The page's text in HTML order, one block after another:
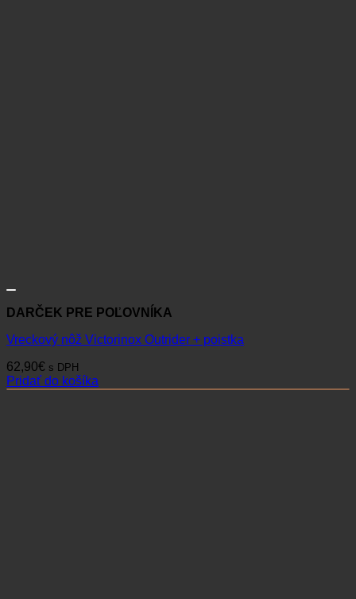
DARČEK PRE POĽOVNÍKA
Vreckový nôž Victorinox Outrider + poistka
62,90€ s DPH
Pridať do košíka